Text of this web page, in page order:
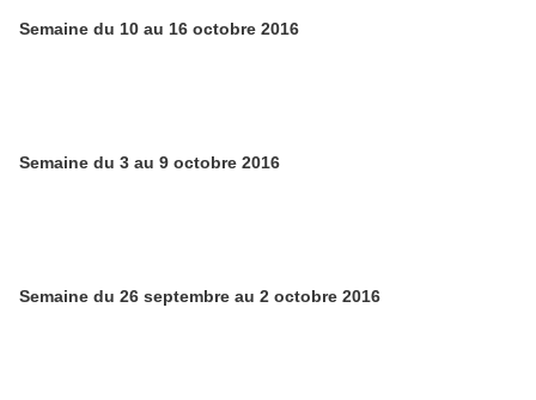
Semaine du 10 au 16 octobre 2016
Semaine du 3 au 9 octobre 2016
Semaine du 26 septembre au 2 octobre 2016